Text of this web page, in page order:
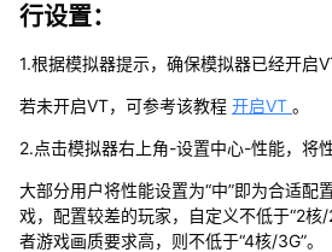
行设置：
1.根据模拟器提示，确保模拟器已经开启
若未开启VT，可参考该教程 开启VT 。
2.点击模拟器右上角-设置中心-性能，将
大部分用户将性能设置为“中”即为合适配
戏，配置较差的玩家，自定义不低于“2核
者游戏画质要求高，则不低于“4核/3G”。